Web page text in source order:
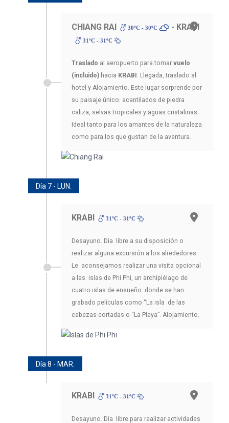
CHIANG RAI 30ºC - 30ºC - KRABI
31ºC - 31ºC
Traslado al aeropuerto para tomar vuelo
(incluido) hacia KRABI . Llegada, traslado al
hotel y Alojamiento. Este lugar sorprende por
su paisaje único: acantilados de piedra
caliza, selvas tropicales y aguas cristalinas.
Ideal tanto para los amantes de la naturaleza
como para los que gustan de la aventura.
Día 7 - LUN.
KRABI 31ºC - 31ºC
Desayuno. Día libre a su disposición o
realizar alguna excursión a los alrededores.
Le aconsejamos realizar una visita opcional
a las islas de Phi Phi, un archipiélago de
cuatro islas de ensueño donde se han
grabado películas como “La isla de las
cabezas cortadas o “La Playa”. Alojamiento.
Día 8 - MAR.
KRABI 31ºC - 31ºC
Desayuno. Día libre para realizar actividades